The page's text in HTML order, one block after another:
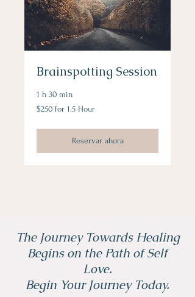
Brainspotting Session
1 h 30 min
$250
for
$250 for 1.5 Hour
Reservar ahora
The Journey Towards Healing
Begins on the Path of Self
Love.
Begin Your Journey Today.